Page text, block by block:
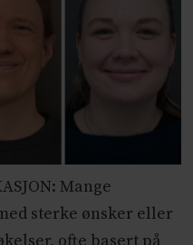
Mange
sterke ønsker eller
ofte basert på